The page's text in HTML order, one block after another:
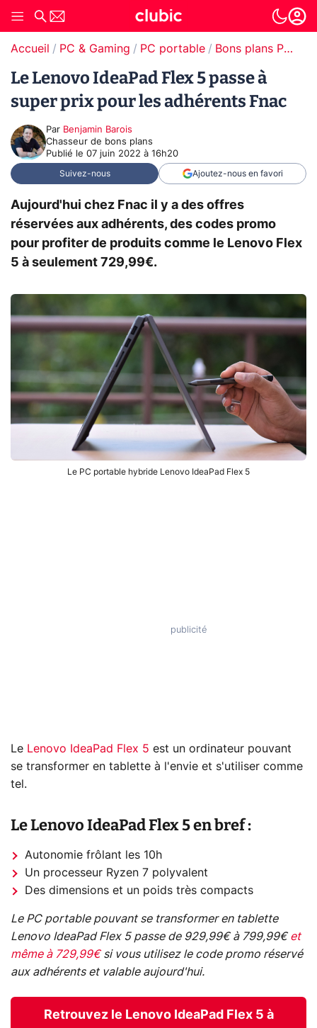
Accueil PC & Gaming PC portable Bons plans PC portable
Le Lenovo IdeaPad Flex 5 passe à
super prix pour les adhérents Fnac
Par Benjamin Barois
Chasseur de bons plans
Publié le 07 juin 2022 à 16h20
Suivez-nous Ajoutez-nous en favori
Aujourd'hui chez Fnac il y a des offres
réservées aux adhérents, des codes promo
pour profiter de produits comme le Lenovo Flex
5 à seulement 729,99€.
Le PC portable hybride Lenovo IdeaPad Flex 5
Le Lenovo IdeaPad Flex 5 est un ordinateur pouvant
se transformer en tablette à l'envie et s'utiliser comme
tel.
Le Lenovo IdeaPad Flex 5 en bref :
Autonomie frôlant les 10h
Un processeur Ryzen 7 polyvalent
Des dimensions et un poids très compacts
Le PC portable pouvant se transformer en tablette
Lenovo IdeaPad Flex 5 passe de 929,99€ à 799,99€et
même à 729,99€si vous utilisez le code promo réservé
aux adhérents et valable aujourd'hui.
Retrouvez le Lenovo IdeaPad Flex 5 à